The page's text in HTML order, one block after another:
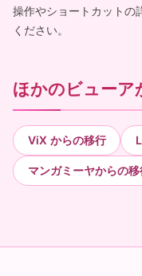
操作やショートカットの
ください。
ほかのビューア
ViX からの移行
マンガミーヤからの移